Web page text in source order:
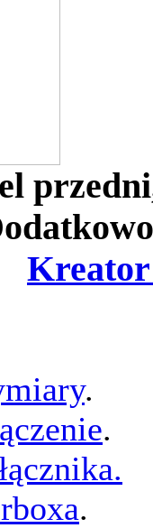
Kreator
.
.
.